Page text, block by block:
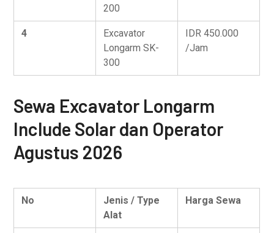
200
4
Excavator
Longarm SK-
300
IDR 450.000
/Jam
Sewa Excavator Longarm
Include Solar dan Operator
Agustus 2026
No
Jenis / Type
Alat
Harga Sewa